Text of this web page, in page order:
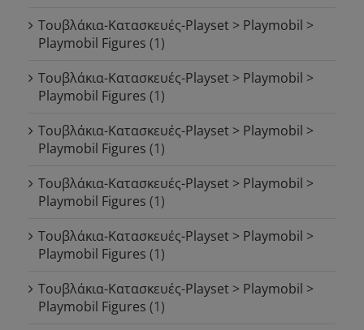
Τουβλάκια-Κατασκευές-Playset > Playmobil >
Playmobil Figures (1)
Τουβλάκια-Κατασκευές-Playset > Playmobil >
Playmobil Figures (1)
Τουβλάκια-Κατασκευές-Playset > Playmobil >
Playmobil Figures (1)
Τουβλάκια-Κατασκευές-Playset > Playmobil >
Playmobil Figures (1)
Τουβλάκια-Κατασκευές-Playset > Playmobil >
Playmobil Figures (1)
Τουβλάκια-Κατασκευές-Playset > Playmobil >
Playmobil Figures (1)